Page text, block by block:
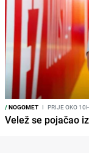
/NOGOMET I PRIJE OKO
Velež se pojačao